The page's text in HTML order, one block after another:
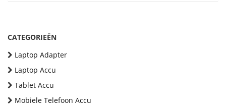
CATEGORIEËN
Laptop Adapter
Laptop Accu
Tablet Accu
Mobiele Telefoon Accu